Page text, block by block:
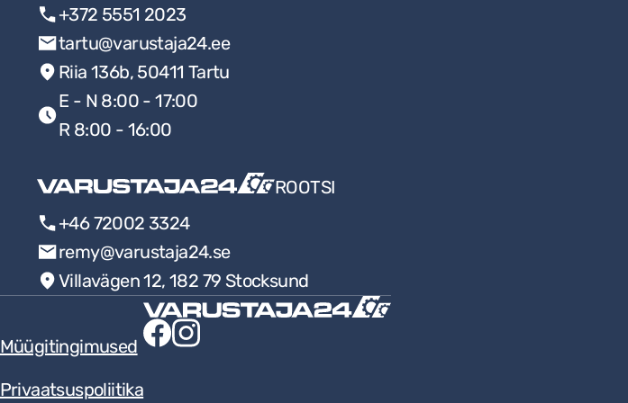
+372 5551 2023
tartu@varustaja24.ee
Riia 136b, 50411 Tartu
E - N 8:00 - 17:00
R 8:00 - 16:00
ROOTSI
+46 72002 3324
remy@varustaja24.se
Villavägen 12, 182 79 Stocksund
Müügitingimused
Privaatsuspoliitika